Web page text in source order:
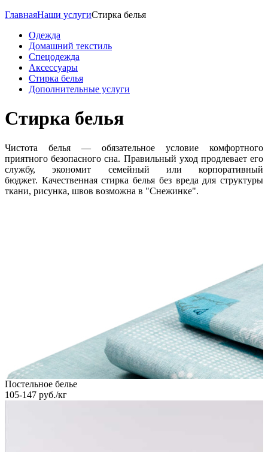
ГлавнаяНаши услугиСтирка белья
Одежда
Домашний текстиль
Спецодежда
Аксессуары
Стирка белья
Дополнительные услуги
Стирка белья
Чистота белья — обязательное условие комфортного
приятного безопасного сна. Правильный уход продлевает его
службу, экономит семейный или корпоративный
бюджет. Качественная стирка белья без вреда для структуры
ткани, рисунка, швов возможна в "Снежинке".
Постельное белье
105-147 руб./кг